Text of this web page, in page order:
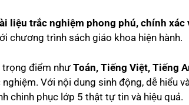
liệu trắc nghiệm phong phú, chính xác
chương trình sách giáo khoa hiện hành.
trọng điểm như Toán, Tiếng Việt, Tiếng
Với nội dung sinh động, dễ hiểu
chinh phục lớp 5 thật tự tin và hiệu quả.